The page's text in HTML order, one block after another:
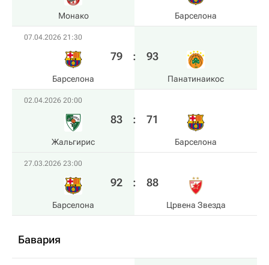
Монако Барселона
07.04.2026 21:30
Барселона
79 : 93
Панатинаикос
02.04.2026 20:00
Жальгирис
83 : 71
Барселона
27.03.2026 23:00
Барселона
92 : 88
Црвена Звезда
Бавария